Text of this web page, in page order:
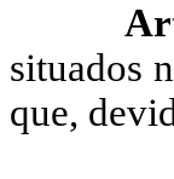
situados
que,